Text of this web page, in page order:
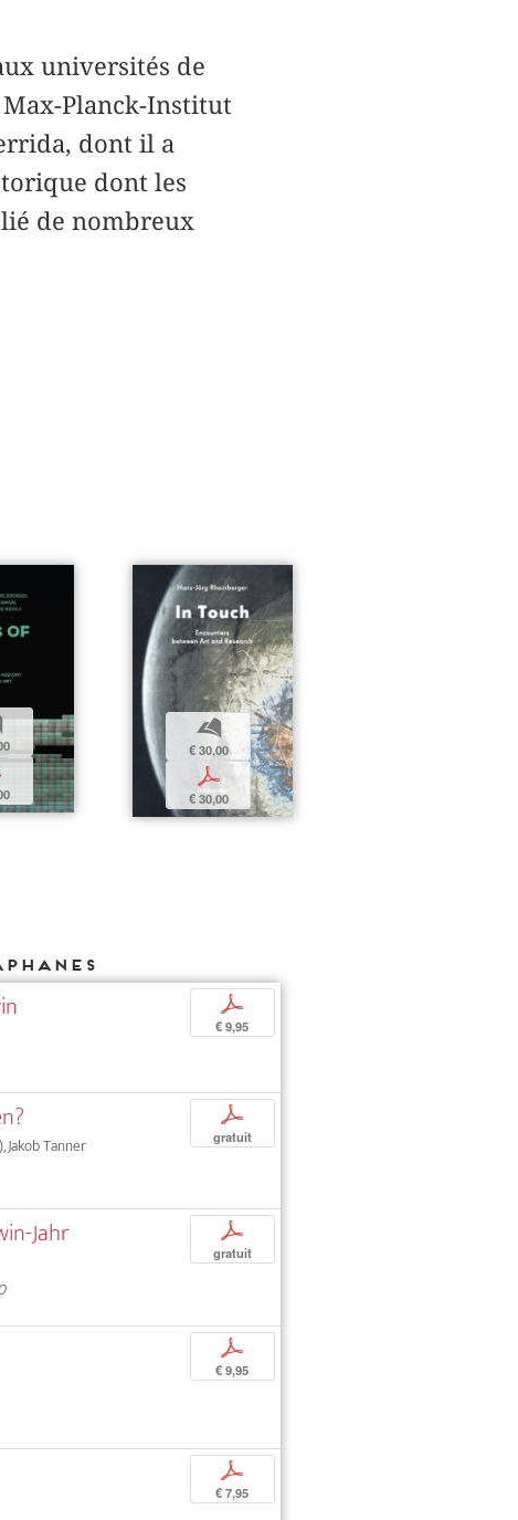
universités de
Planck-Institut
dont il a
dont les
de nombreux
b
€ 30,00
p
€ 30,00
p
€ 9,95
Jakob Tanner
p
gratuit
Jahr p
gratuit
p
€ 9,95
p
€ 7,95